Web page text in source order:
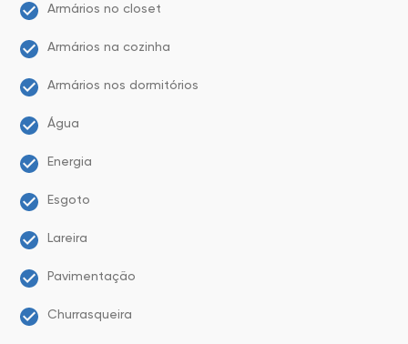
Armários no closet
Armários na cozinha
Armários nos dormitórios
Água
Energia
Esgoto
Lareira
Pavimentação
Churrasqueira